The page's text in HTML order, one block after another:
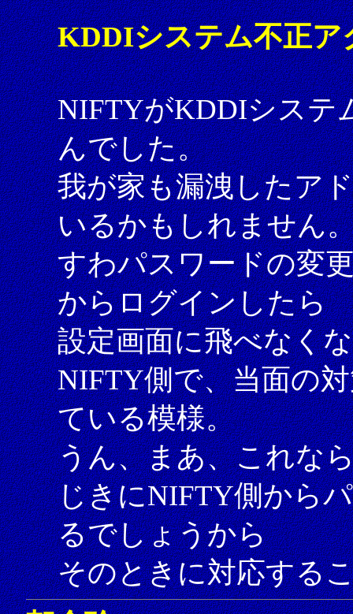
KDDIシステム不正ア
NIFTYがKDDIシステ
んでした。
我が家も漏洩したア
いるかもしれません
すわパスワードの変
からログインしたら
設定画面に飛べなく
NIFTY側で、当面の
ている模様。
うん、まあ、これな
じきにNIFTY側から
るでしょうから
そのときに対応する